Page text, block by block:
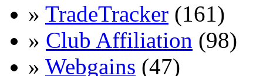
» TradeTracker (161)
» Club Affiliation (98)
» Webgains (47)